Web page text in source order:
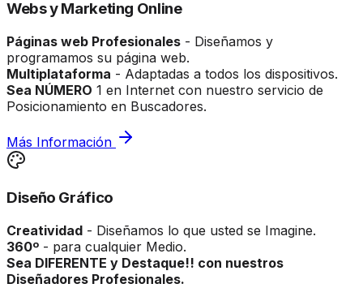
Webs y Marketing Online
Páginas web Profesionales - Diseñamos y
programamos su página web.
Multiplataforma - Adaptadas a todos los dispositivos.
Sea NÚMERO 1 en Internet con nuestro servicio de
Posicionamiento en Buscadores.
Más Información
Diseño Gráfico
Creatividad - Diseñamos lo que usted se Imagine.
360º - para cualquier Medio.
Sea DIFERENTE y Destaque!! con nuestros
Diseñadores Profesionales.